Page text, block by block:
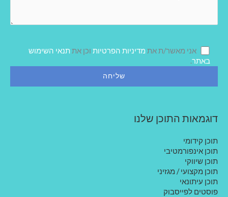
אני מאשר/ת את מדיניות הפרטיות וכן אתתנאי השימוש
באתר.
דוגמאות התוכן שלנו
תוכן קידומי
תוכן אינפורמטיבי
תוכן שיווקי
תוכן מקצועי / מגזיני
תוכן עיתונאי
פוסטים לפייסבוק